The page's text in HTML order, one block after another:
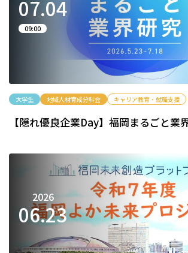
07.04
09:00
大学生 地域人材育成分科会 キャリア教育・就職支援
【隠れ優良企業Day】福岡まるごと業
2026
06.23